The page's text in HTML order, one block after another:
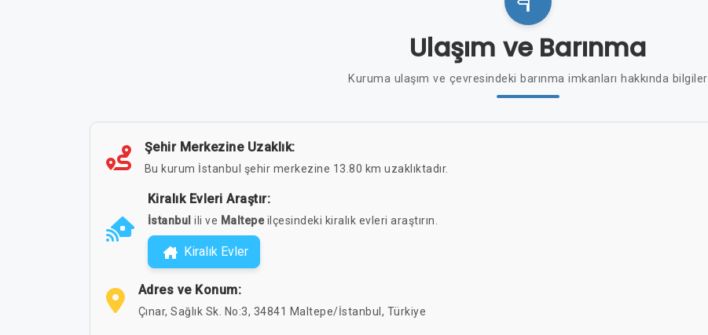
Ulaşım ve Barınma
Kuruma ulaşım ve çevresindeki barınma imkanları hakkında bilgiler
Şehir Merkezine Uzaklık:
Bu kurum İstanbul şehir merkezine 13.80 km uzaklıktadır.
Kiralık Evleri Araştır:
İstanbul ili ve Maltepeilçesindeki kiralık evleri araştırın.
Kiralık Evler
Adres ve Konum:
Çınar, Sağlık Sk. No:3, 34841 Maltepe/İstanbul, Türkiye